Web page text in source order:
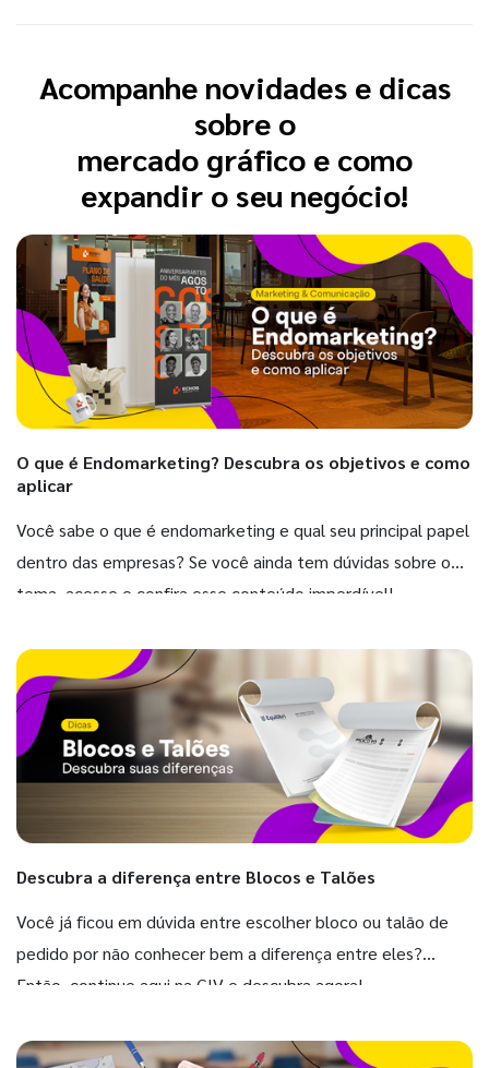
Acompanhe novidades e dicas
sobre o
mercado gráfico e como
expandir o seu negócio!
O que é Endomarketing? Descubra os objetivos e como
aplicar
Você sabe o que é endomarketing e qual seu principal papel
dentro das empresas? Se você ainda tem dúvidas sobre o
tema, acesse e confira esse conteúdo imperdível!
Descubra a diferença entre Blocos e Talões
Você já ficou em dúvida entre escolher bloco ou talão de
pedido por não conhecer bem a diferença entre eles?
Então, continue aqui na GIV e descubra agora!